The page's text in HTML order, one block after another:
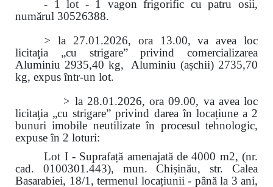
- 1 lot - 1 vagon frigorific cu patru osii,
numărul 30526388.
> la 27.01.2026, ora 13.00, va avea loc
licitaţia „cu strigare” privind comercializarea
Aluminiu 2935,40 kg, Aluminiu (așchii) 2735,70
kg, expus într-un lot.
> la 28.01.2026, ora 09.00, va avea loc
licitaţia „cu strigare” privind darea în locațiune a 2
bunuri imobile neutilizate în procesul tehnologic,
expuse în 2 loturi:
Lot I - Suprafață amenajată de 4000 m2, (nr.
cad. 0100301.443), mun. Chișinău, str. Calea
Basarabiei, 18/1, termenul locațiunii - până la 3 ani,